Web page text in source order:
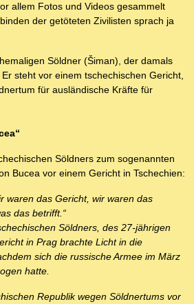
allem Fotos und Videos gesammelt
der getöteten Zivilisten sprach ja
Söldner (Šiman), der damals
steht vor einem tschechischen Gericht,
für ausländische Kräfte für
Söldners zum sogenannten
Bucea vor einem Gericht in Tschechien:
waren das Gericht, wir waren das
das betrifft.“
Söldners, des 27-jährigen
in Prag brachte Licht in die
sich die russische Armee im März
hatte.
Republik wegen Söldnertums vor